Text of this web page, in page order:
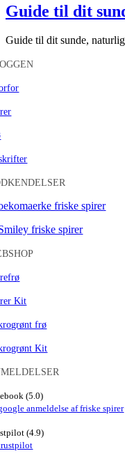
Guide til dit
Guide til dit sunde,
Kit
frø
Kit
(5.0)
(4.9)